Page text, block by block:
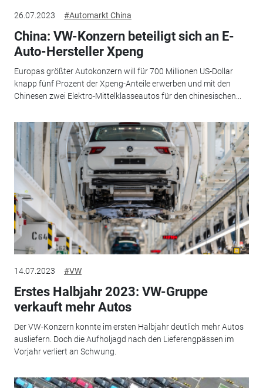
26.07.2023 #Automarkt China
China: VW-Konzern beteiligt sich an E-
Auto-Hersteller Xpeng
Europas größter Autokonzern will für 700 Millionen US-Dollar
knapp fünf Prozent der Xpeng-Anteile erwerben und mit den
Chinesen zwei Elektro-Mittelklasseautos für den chinesischen...
14.07.2023 #VW
Erstes Halbjahr 2023: VW-Gruppe
verkauft mehr Autos
Der VW-Konzern konnte im ersten Halbjahr deutlich mehr Autos
ausliefern. Doch die Aufholjagd nach den Lieferengpässen im
Vorjahr verliert an Schwung.